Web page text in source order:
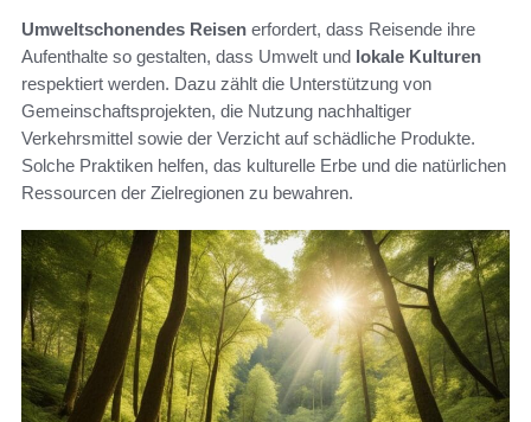
Umweltschonendes Reisen erfordert, dass Reisende ihre
Aufenthalte so gestalten, dass Umwelt und lokale Kulturen
respektiert werden. Dazu zählt die Unterstützung von
Gemeinschaftsprojekten, die Nutzung nachhaltiger
Verkehrsmittel sowie der Verzicht auf schädliche Produkte.
Solche Praktiken helfen, das kulturelle Erbe und die natürlichen
Ressourcen der Zielregionen zu bewahren.